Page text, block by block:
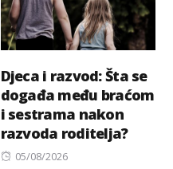
Djeca i razvod: Šta se
događa među braćom
i sestrama nakon
razvoda roditelja?
Posted
05/08/2026